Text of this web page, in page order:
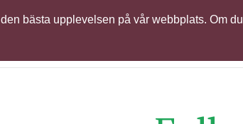
Produkter & licenser Support
bästa upplevelsen på vår webbplats. Om